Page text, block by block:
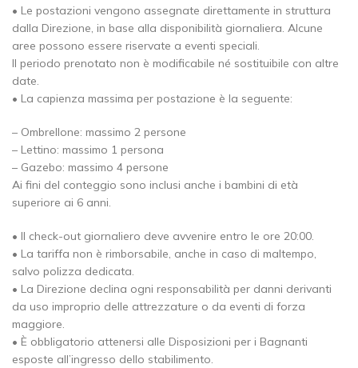
• Le postazioni vengono assegnate direttamente in struttura
dalla Direzione, in base alla disponibilità giornaliera. Alcune
aree possono essere riservate a eventi speciali.
Il periodo prenotato non è modificabile né sostituibile con altre
date.
• La capienza massima per postazione è la seguente:
– Ombrellone: massimo 2 persone
– Lettino: massimo 1 persona
– Gazebo: massimo 4 persone
Ai fini del conteggio sono inclusi anche i bambini di età
superiore ai 6 anni.
• Il check-out giornaliero deve avvenire entro le ore 20:00.
• La tariffa non è rimborsabile, anche in caso di maltempo,
salvo polizza dedicata.
• La Direzione declina ogni responsabilità per danni derivanti
da uso improprio delle attrezzature o da eventi di forza
maggiore.
• È obbligatorio attenersi alle Disposizioni per i Bagnanti
esposte all’ingresso dello stabilimento.